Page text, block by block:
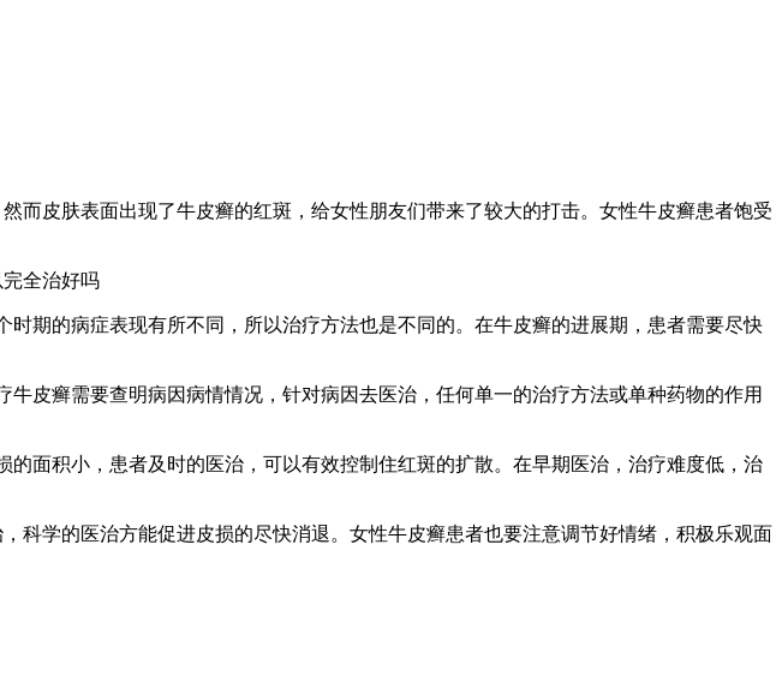
而皮肤表面出现了牛皮癣的红斑，给女性朋友们带来了较大的打击。女性牛皮癣患者饱受
期的病症表现有所不同，所以治疗方法也是不同的。在牛皮癣的进展期，患者需要尽快
皮癣需要查明病因病情情况，针对病因去医治，任何单一的治疗方法或单种药物的作用
面积小，患者及时的医治，可以有效控制住红斑的扩散。在早期医治，治疗难度低，治
科学的医治方能促进皮损的尽快消退。女性牛皮癣患者也要注意调节好情绪，积极乐观面